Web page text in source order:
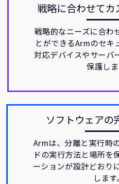
戦略に合わせて
戦略的なニーズに合わ
とができるArmのセキ
対応デバイスやサーバ
保護しま
ソフトウェアの
Armは、分離と実行時
ドの実行方法と場所を
ーションが設計どおり
します。